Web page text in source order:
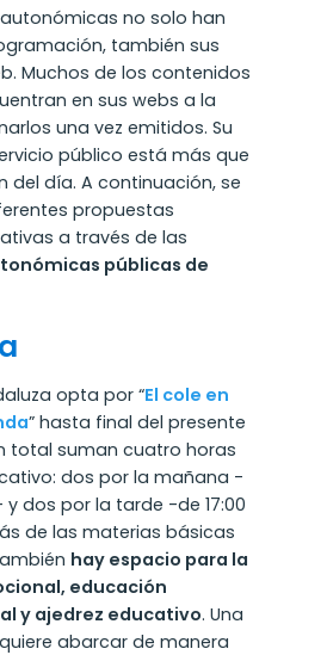
no solo han
también sus
Muchos de los contenidos
en sus webs a la
una vez emitidos. Su
público está más que
del día. A continuación, se
propuestas
a través de las
públicas de
opta por “El cole en
” hasta final del presente
total suman cuatro horas
dos por la mañana -
y dos por la tarde -de 17:00
de las materias básicas
hay espacio para la
educación
y ajedrez educativo. Una
abarcar de manera